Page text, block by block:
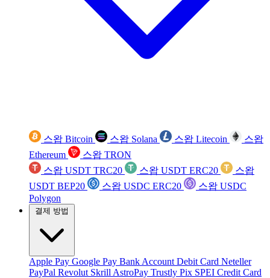
스왑 Bitcoin 스왑 Solana 스왑 Litecoin
스왑
Ethereum
스왑 TRON
스왑 USDT TRC20
스왑 USDT ERC20
스왑
USDT BEP20
스왑 USDC ERC20
스왑 USDC
Polygon
결제 방법
Apple Pay Google Pay Bank Account Debit Card Neteller
PayPal Revolut Skrill AstroPay Trustly Pix SPEI Credit Card